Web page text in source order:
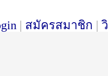
| สมัครสมาชิก |